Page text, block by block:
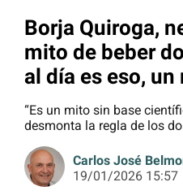
Borja Quiroga,
mito de beber
al día es eso, un
“Es un mito sin base
desmonta la regla de los
Carlos José
19/01/2026 15:57